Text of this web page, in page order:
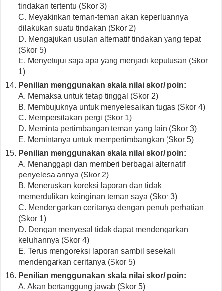
tindakan tertentu (Skor 3)
C. Meyakinkan teman-teman akan keperluannya
dilakukan suatu tindakan (Skor 2)
D. Mengajukan usulan alternatif tindakan yang tepat
(Skor 5)
E. Menyetujui saja apa yang menjadi keputusan (Skor
1)
Penilian menggunakan skala nilai skor/ poin:
A. Memaksa untuk tetap tinggal (Skor 2)
B. Membujuknya untuk menyelesaikan tugas (Skor 4)
C. Mempersilakan pergi (Skor 1)
D. Meminta pertimbangan teman yang lain (Skor 3)
E. Memintanya untuk mempertimbangkan (Skor 5)
Penilian menggunakan skala nilai skor/ poin:
A. Menanggapi dan memberi berbagai alternatif
penyelesaiannya (Skor 2)
B. Meneruskan koreksi laporan dan tidak
memerdulikan keinginan teman saya (Skor 3)
C. Mendengarkan ceritanya dengan penuh perhatian
(Skor 1)
D. Dengan menyesal tidak dapat mendengarkan
keluhannya (Skor 4)
E. Terus mengoreksi laporan sambil sesekali
mendengarkan ceritanya (Skor 5)
Penilian menggunakan skala nilai skor/ poin:
A. Akan bertanggung jawab (Skor 5)